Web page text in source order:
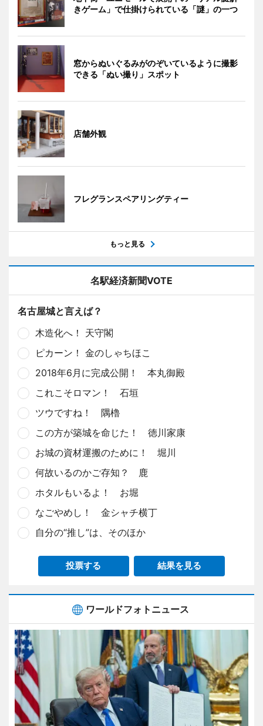
きゲーム」で仕掛けられている「謎」の一つ
窓からぬいぐるみがのぞいているように撮影
できる「ぬい撮り」スポット
店舗外観
フレグランスペアリングティー
もっと見る
名駅経済新聞VOTE
名古屋城と言えば？
木造化へ！ 天守閣
ピカーン！ 金のしゃちほこ
2018年6月に完成公開！ 本丸御殿
これこそロマン！ 石垣
ツウですね！ 隅櫓
この方が築城を命じた！ 徳川家康
お城の資材運搬のために！ 堀川
何故いるのかご存知？ 鹿
ホタルもいるよ！ お堀
なごやめし！ 金シャチ横丁
自分の“推し”は、そのほか
投票する 結果を見る
ワールドフォトニュース